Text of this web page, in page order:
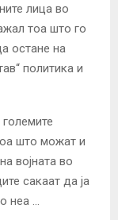
лица во
тоа што го
остане на
политика и
што можат и
војната во
сакаат да ја
неа …